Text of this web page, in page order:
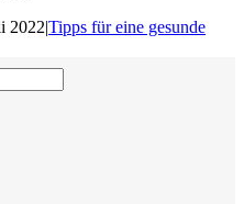
2022|Tipps für eine gesunde